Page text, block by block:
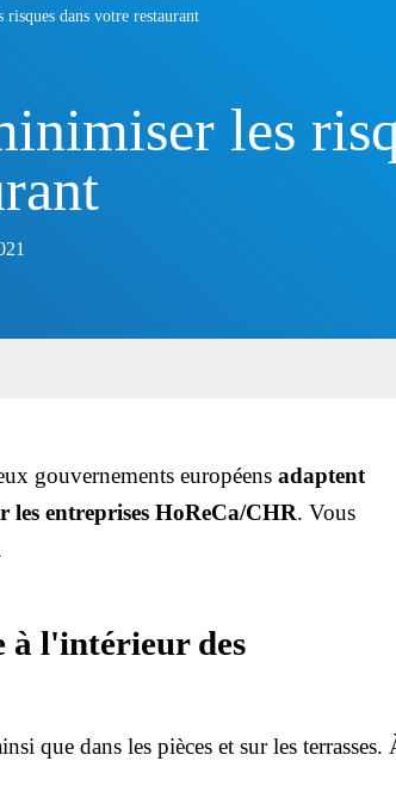
dans votre restaurant
les
gouvernements européensadaptent
les entreprises HoReCa/CHR. Vous
à l'intérieur des
que dans les pièces et sur les terrasses.